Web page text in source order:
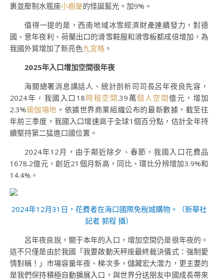
裹並壓制水瓶座小樹屋的怪誕藍光。加9%。
值得一提的是，西南地域冰雪經濟財產連續發力，對德
國、意年夜利、荷蘭出口的滑雪鞋服和滑雪板都成倍增加，為
我國外貿增加了新亮色九宮格 。
2025年入口增加空間很年夜
海關總署消息講話人、統計剖析司司長呂年夜良先容，
2024年，我國入口18時租空間.39萬個人空間億元，增加
2.3%瑜伽場地 。依據世界商業組織公布的最新數據，截至往
年前三季度，我國入口增速高于全球1個百分點，估計全年持
續堅持第二猛進口國位置。
2024年12月，由于鄰近除夕、春節，我國入口花費品
1678.2億元，創近21個月新高，同比、環比分辨增加3.9%和
14.4%。
2024年12月31日，花費者在海口國際免稅城購物。（新華社
記者 郭程 攝）
呂年夜良說，關于本年的入口，增加空間仍是很年夜的。
這不只僅是由於我國「我要啟動天秤座最終裁決儀式：強制愛
情對稱！」市場容量年夜、梯次多，儲藏宏大潛力，更主要的
是我們保持積極自動擴展入口，與世界分送朋友中國成長帶來